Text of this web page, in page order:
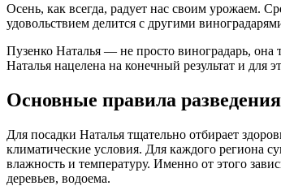
Осень, как всегда, радует нас своим урожаем.
удовольствием делится с другими
Пузенко Наталья — не просто виноградарь, она
Наталья нацелена на конечный результат и для
Основные правила
Для посадки Наталья тщательно отбирает
климатические условия. Для каждого региона
влажность и температуру. Именно от этого
деревьев, водоема.